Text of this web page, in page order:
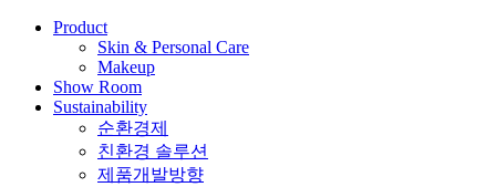
Product
Skin & Personal Care
Makeup
Show Room
Sustainability
순환경제
친환경 솔루션
제품개발방향